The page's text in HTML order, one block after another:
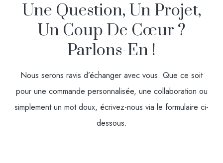
Une Question, Un Projet,
Un Coup De Cœur ?
Parlons-En !
Nous serons ravis d’échanger avec vous. Que ce soit
pour une commande personnalisée, une collaboration ou
simplement un mot doux, écrivez-nous via le formulaire ci-
dessous.